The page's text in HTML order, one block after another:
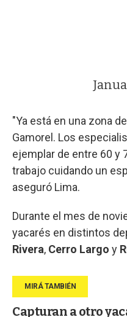
"Ya está en una zona
Gamorel. Los
ejemplar de entre 60 y
trabajo cuidando un
aseguró Lima.
Durante el mes de
yacarés en distintos
Rivera, Cerro Largo y
Capturan a otro